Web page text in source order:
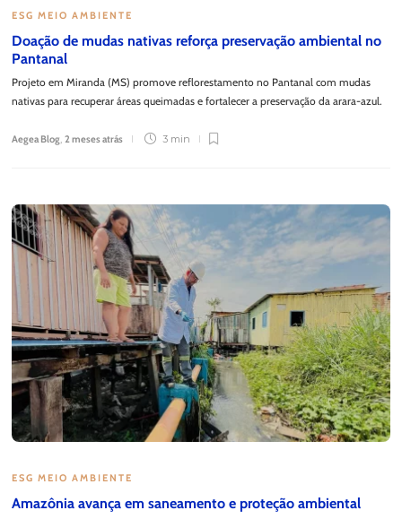
ESG MEIO AMBIENTE
Doação de mudas nativas reforça preservação ambiental no
Pantanal
Projeto em Miranda (MS) promove reflorestamento no Pantanal com mudas
nativas para recuperar áreas queimadas e fortalecer a preservação da arara-azul.
Aegea Blog,2 meses atrás 3 min
ESG MEIO AMBIENTE
Amazônia avança em saneamento e proteção ambiental